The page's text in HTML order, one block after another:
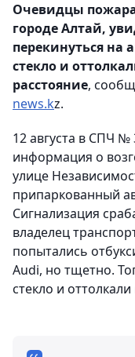
Очевидцы
городе Алтай,
перекинуться на
стекло и
расстояние,
news.kz.
12 августа в СПЧ №
информация о
улице
припаркованный
Сигнализация
владелец
попытались
Audi, но тщетно.
стекло и